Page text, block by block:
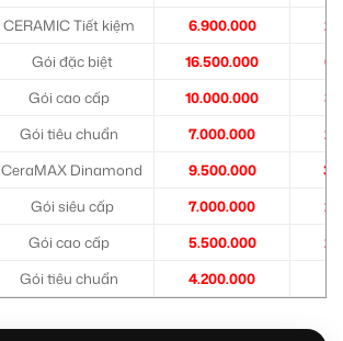
CERAMIC Tiết kiệm
6.900.000
Gói đặc biệt 16.500.000
Gói cao cấp
10.000.000
Gói tiêu chuẩn
7.000.000
CeraMAX Dinamond 9.500.000
Gói siêu cấp 7.000.000
Gói cao cấp
5.500.000
Gói tiêu chuẩn
4.200.000